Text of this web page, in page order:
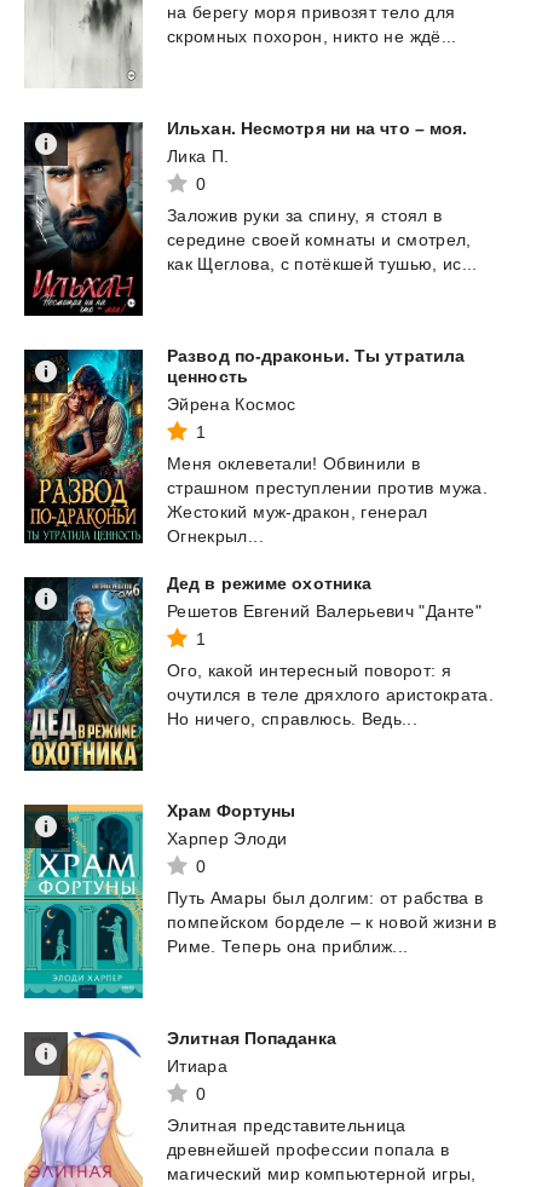
на берегу моря привозят тело для
скромных похорон, никто не ждё...
Ильхан. Несмотря ни на что – моя.
Лика П.
0
Заложив руки за спину, я стоял в
середине своей комнаты и смотрел,
как Щеглова, с потёкшей тушью, ис...
Развод по-драконьи. Ты утратила
ценность
Эйрена Космос
1
Меня оклеветали! Обвинили в
страшном преступлении против мужа.
Жестокий муж-дракон, генерал
Огнекрыл...
Дед в режиме охотника
Решетов Евгений Валерьевич "Данте"
1
Ого,
какой интересный поворот: я
очутился в теле дряхлого аристократа.
Но ничего, справлюсь. Ведь...
Храм Фортуны
Харпер Элоди
0
Путь Амары был долгим: от рабства в
помпейском борделе – к новой жизни в
Риме. Теперь она приближ...
Элитная Попаданка
Итиара
0
Элитная представительница
древнейшей профессии попала в
магический мир компьютерной игры,